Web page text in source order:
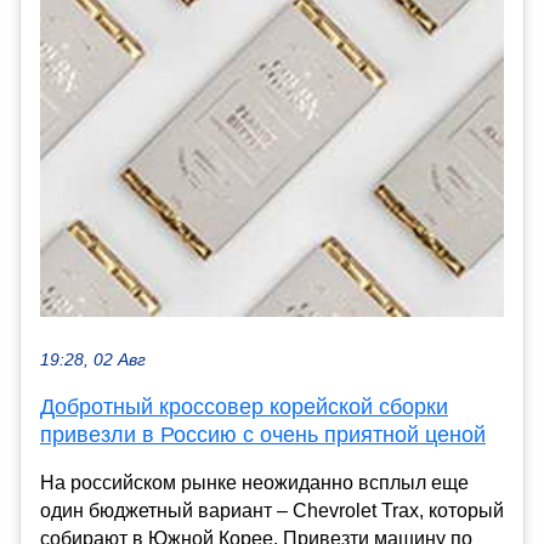
19:28, 02 Авг
Добротный кроссовер корейской сборки
привезли в Россию с очень приятной ценой
На российском рынке неожиданно всплыл еще
один бюджетный вариант – Chevrolet Trax, который
собирают в Южной Корее. Привезти машину по